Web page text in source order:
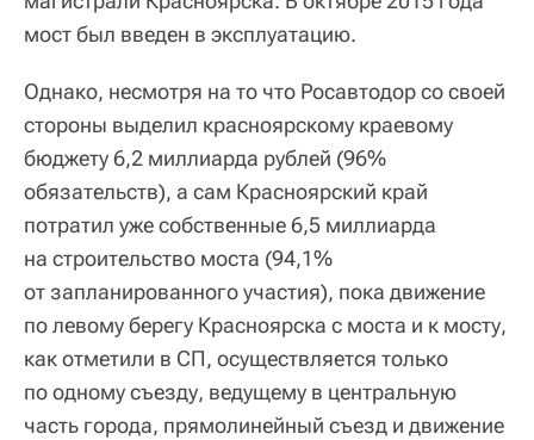
мост был введен в эксплуатацию.
Однако, несмотря на то что Росавтодор со своей
стороны выделил красноярскому краевому
бюджету 6,2 миллиарда рублей (96%
обязательств), а сам Красноярский край
потратил уже собственные 6,5 миллиарда
на строительство моста (94,1%
от запланированного участия), пока движение
по левому берегу Красноярска с моста и к мосту,
как отметили в СП, осуществляется только
по одному съезду, ведущему в центральную
часть города, прямолинейный съезд и движение